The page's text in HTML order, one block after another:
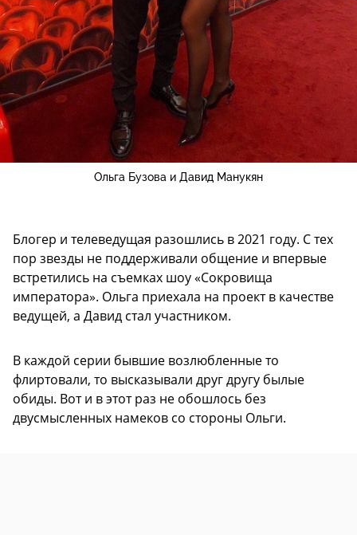
Ольга Бузова и Давид Манукян
Блогер и телеведущая разошлись в 2021 году. С тех
пор звезды не поддерживали общение и впервые
встретились на съемках шоу «Сокровища
императора». Ольга приехала на проект в качестве
ведущей, а Давид стал участником.
В каждой серии бывшие возлюбленные то
флиртовали, то высказывали друг другу былые
обиды. Вот и в этот раз не обошлось без
двусмысленных намеков со стороны Ольги.